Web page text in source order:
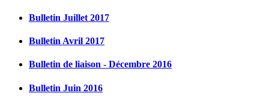
Bulletin Juillet 2017
Bulletin Avril 2017
Bulletin de liaison - Décembre 2016
Bulletin Juin 2016